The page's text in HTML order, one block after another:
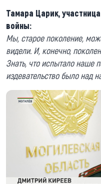
Тамара Царик,
войны:
Мы, старое поколение,
видели. И, конечно,
Знать, что испытало наше
издевательство было над